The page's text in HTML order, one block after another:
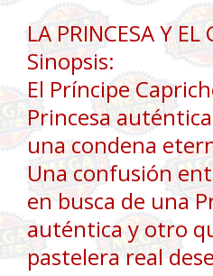
LA PRINCESA Y EL
Sinopsis:
El Príncipe
Princesa
una condena
Una confusión
en busca de una
auténtica y otro
pastelera real